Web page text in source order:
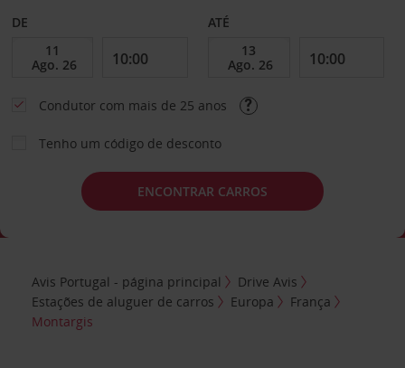
DE ATÉ
Condutor com mais de 25 anos
Tenho um código de desconto
ENCONTRAR CARROS
Avis Portugal - página principal
Drive Avis
Estações de aluguer de carros
Europa
França
Montargis